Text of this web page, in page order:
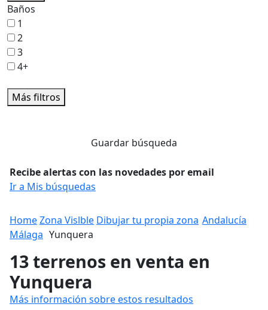
Baños
1
2
3
4+
Más filtros
Guardar búsqueda
Recibe alertas con las novedades por email
Ir a Mis búsquedas
HomeZona Vislble Dibujar tu propia zona Andalucía
Málaga Yunquera
13 terrenos en venta en
Yunquera
Más información sobre estos resultados